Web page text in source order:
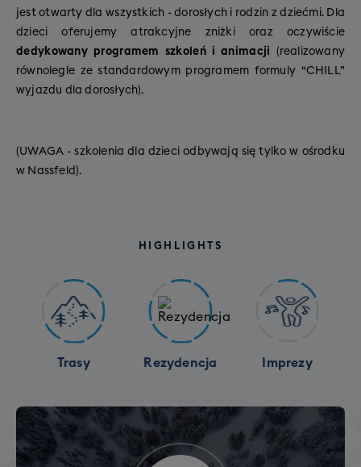
jest otwarty dla wszystkich - dorosłych i rodzin z dziećmi. Dla
dzieci oferujemy atrakcyjne zniżki oraz oczywiście
dedykowany programem szkoleń i animacji (realizowany
równolegle ze standardowym programem formuly “CHILL”
wyjazdu dla dorosłych).
(UWAGA - szkolenia dla dzieci odbywają się tylko w ośrodku
w Nassfeld).
HIGHLIGHTS
Trasy Rezydencja Imprezy